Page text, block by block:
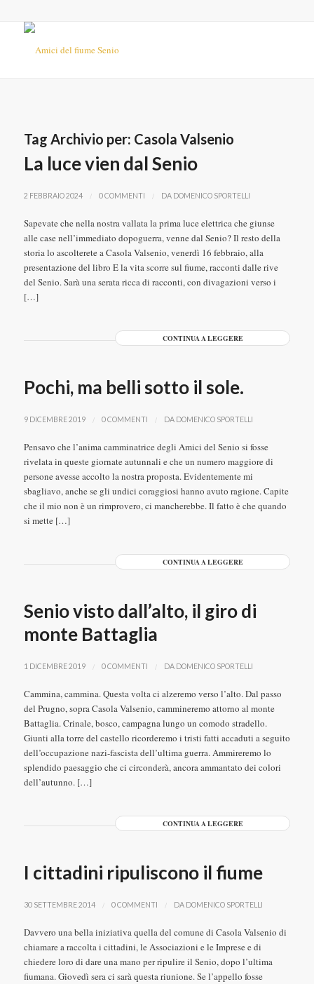
Tag Archivio per: Casola Valsenio
La luce vien dal Senio
2 FEBBRAIO 2024 / 0 COMMENTI / DA DOMENICO SPORTELLI
Sapevate che nella nostra vallata la prima luce elettrica che giunse
alle case nell’immediato dopoguerra, venne dal Senio? Il resto della
storia lo ascolterete a Casola Valsenio, venerdì 16 febbraio, alla
presentazione del libro E la vita scorre sul fiume, racconti dalle rive
del Senio. Sarà una serata ricca di racconti, con divagazioni verso i
[…]
CONTINUA A LEGGERE
Pochi, ma belli sotto il sole.
9 DICEMBRE 2019 / 0 COMMENTI / DA DOMENICO SPORTELLI
Pensavo che l’anima camminatrice degli Amici del Senio si fosse
rivelata in queste giornate autunnali e che un numero maggiore di
persone avesse accolto la nostra proposta. Evidentemente mi
sbagliavo, anche se gli undici coraggiosi hanno avuto ragione. Capite
che il mio non è un rimprovero, ci mancherebbe. Il fatto è che quando
si mette […]
CONTINUA A LEGGERE
Senio visto dall’alto, il giro di
monte Battaglia
1 DICEMBRE 2019 / 0 COMMENTI / DA DOMENICO SPORTELLI
Cammina, cammina. Questa volta ci alzeremo verso l’alto. Dal passo
del Prugno, sopra Casola Valsenio, cammineremo attorno al monte
Battaglia. Crinale, bosco, campagna lungo un comodo stradello.
Giunti alla torre del castello ricorderemo i tristi fatti accaduti a seguito
dell’occupazione nazi-fascista dell’ultima guerra. Ammireremo lo
splendido paesaggio che ci circonderà, ancora ammantato dei colori
dell’autunno. […]
CONTINUA A LEGGERE
I cittadini ripuliscono il fiume
30 SETTEMBRE 2014 / 0 COMMENTI / DA DOMENICO SPORTELLI
Davvero una bella iniziativa quella del comune di Casola Valsenio di
chiamare a raccolta i cittadini, le Associazioni e le Imprese e di
chiedere loro di dare una mano per ripulire il Senio, dopo l’ultima
fiumana. Giovedì sera ci sarà questa riunione. Se l’appello fosse